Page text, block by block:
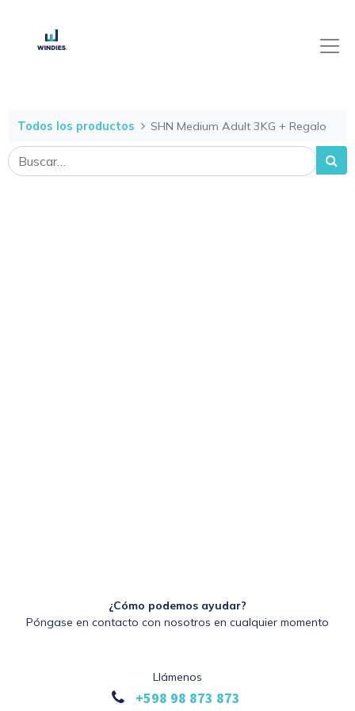
Todos los productos SHN Medium Adult 3KG + Regalo
¿Cómo podemos ayudar?
Póngase en contacto con nosotros en cualquier momento
Llámenos
+598 98 873 873